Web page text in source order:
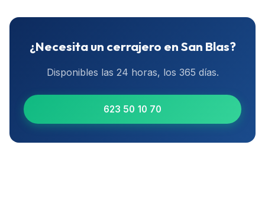
¿Necesita un cerrajero enSan Blas?
Disponibles las 24 horas, los 365 días.
623 50 10 70